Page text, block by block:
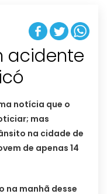
acidente
notícia que o
mas
na cidade de
de apenas 14
na manhã desse